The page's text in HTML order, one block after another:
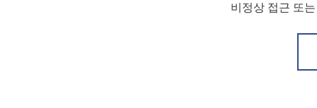
비정상 접근 또